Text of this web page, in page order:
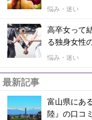
悩み・迷い
高卒女って
る独身女性
悩み・迷い
最新記事
富山県にあ
陸』の口コ